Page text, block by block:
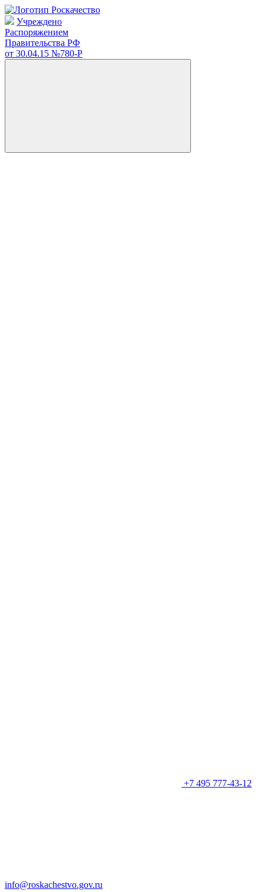
Учреждено
Распоряжением
Правительства РФ
от 30.04.15 №780-Р
+7 495 777-43-12
info@roskachestvo.gov.ru